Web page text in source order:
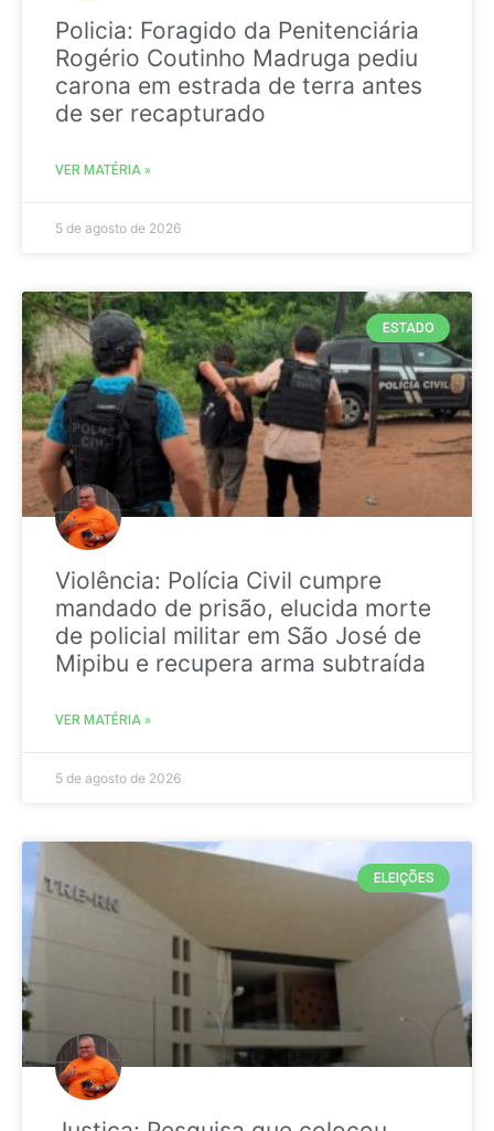
Policia: Foragido da Penitenciária
Rogério Coutinho Madruga pediu
carona em estrada de terra antes
de ser recapturado
VER MATÉRIA »
5 de agosto de 2026
ESTADO
Violência: Polícia Civil cumpre
mandado de prisão, elucida morte
de policial militar em São José de
Mipibu e recupera arma subtraída
VER MATÉRIA »
5 de agosto de 2026
ELEIÇÕES